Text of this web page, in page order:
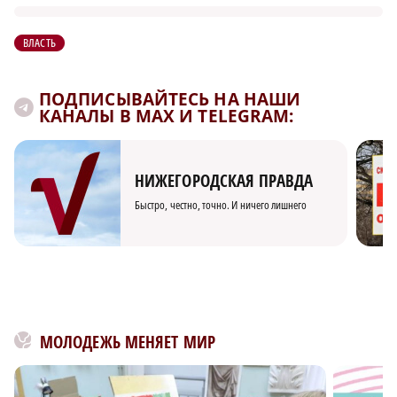
ВЛАСТЬ
ПОДПИСЫВАЙТЕСЬ НА НАШИ
КАНАЛЫ В MAX И TELEGRAM:
НИЖЕГОРОДСКАЯ ПРАВДА
Быстро, честно, точно. И ничего лишнего
МОЛОДЕЖЬ МЕНЯЕТ МИР